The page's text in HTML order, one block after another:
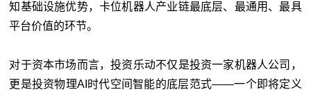
知基础设施优势，卡位机器人产业链最底层、最通用、最具
平台价值的环节。
对于资本市场而言，投资乐动不仅是投资一家机器人公司，
更是投资物理AI时代空间智能的底层范式——一个即将定义